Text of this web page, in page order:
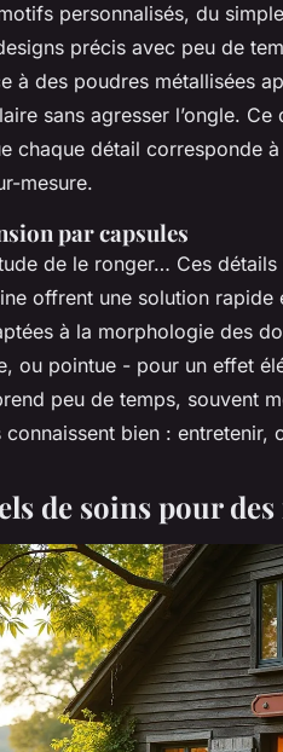
personnalisés, du
précis avec peu de
à des poudres métallisées
sans agresser l’ongle.
chaque détail corresponde
mesure.
par capsules
de le ronger… Ces
offrent une solution
à la morphologie des
ou pointue - pour un effet
peu de temps, souvent
bien : entretenir,
de soins pour